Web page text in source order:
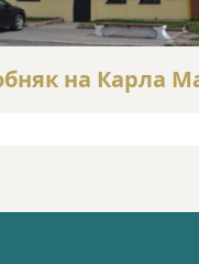
на Карла